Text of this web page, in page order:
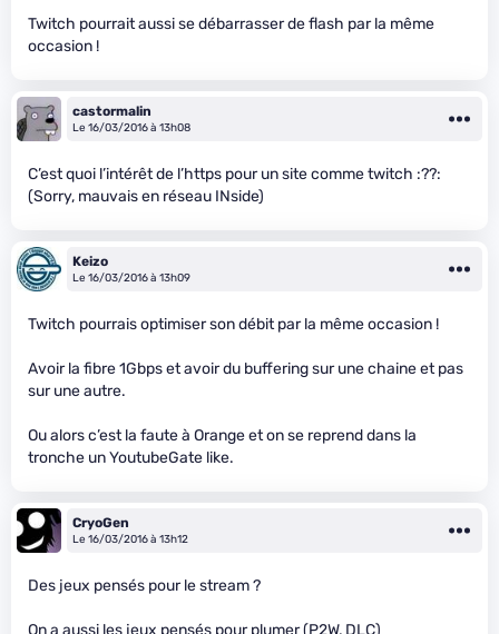
Twitch pourrait aussi se débarrasser de flash par la même
occasion !
castormalin
Le 16/03/2016 à 13h08
C’est quoi l’intérêt de l’https pour un site comme twitch :??:
(Sorry, mauvais en réseau INside)
Keizo
Le 16/03/2016 à 13h09
Twitch pourrais optimiser son débit par la même occasion !
Avoir la fibre 1Gbps et avoir du buffering sur une chaine et pas
sur une autre.
Ou alors c’est la faute à Orange et on se reprend dans la
tronche un YoutubeGate like.
CryoGen
Le 16/03/2016 à 13h12
Des jeux pensés pour le stream ?
On a aussi les jeux pensés pour plumer (P2W, DLC)